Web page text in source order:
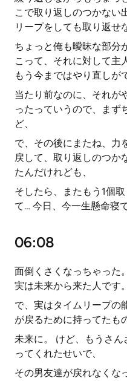
こで取り返しのつかない
リープをしても取り返せ
ちょっと俺も曖昧な部分
こって、それに対して主
もう今まではやり直しが
当たり前なのに、それが
ったっていうので、まず
ど、
で、その後にまたね、力
戻して、取り返しのつか
たんだけれども、
そしたら、またもう1個
て… 今日、今一生懸命寝
06:08
面倒くさくなっちゃった
実は未来から来た人です。
で、実はタイムリープの
が戻るために持ってたも
未来に。 けど、もうさ
ってくれたせいで、
その男友達が戻れなくな